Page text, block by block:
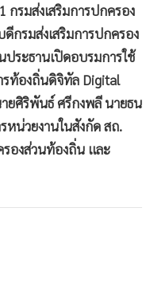
รมส่งเสริมการปกครอง
กรมส่งเสริมการปกครอง
ประธานเปิดอบรมการใช้
ท้องถิ่นดิจิทัล Digital
ยศิริพันธ์ ศรีกงพลี นายธน
น่วยงานในสังกัด สถ.
องส่วนท้องถิ่น และ